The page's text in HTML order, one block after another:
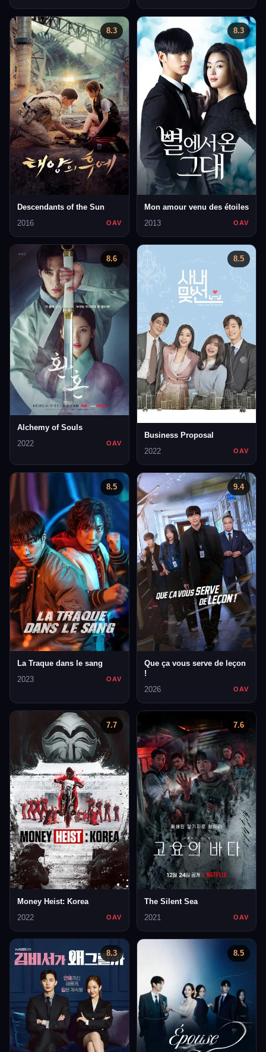
8.3
Descendants of the Sun
2016
OAV
8.3
Mon amour venu des étoiles
2013
OAV
8.6
Alchemy of Souls
2022
OAV
8.5
Business Proposal
2022
OAV
8.5
La Traque dans le sang
2023
OAV
9.4
Que ça vous serve de leçon
!
2026
OAV
7.7
Money Heist: Korea
2022
OAV
7.6
The Silent Sea
2021
OAV
8.3 8.5